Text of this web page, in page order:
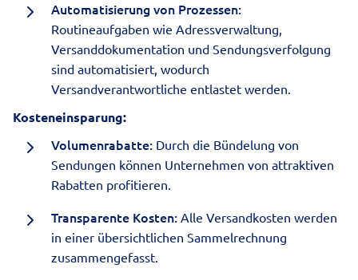
Automatisierung von Prozessen:
Routineaufgaben wie Adressverwaltung,
Versanddokumentation und Sendungsverfolgung
sind automatisiert, wodurch
Versandverantwortliche entlastet werden.
Kosteneinsparung:
Volumenrabatte: Durch die Bündelung von
Sendungen können Unternehmen von attraktiven
Rabatten profitieren.
Transparente Kosten: Alle Versandkosten werden
in einer übersichtlichen Sammelrechnung
zusammengefasst.